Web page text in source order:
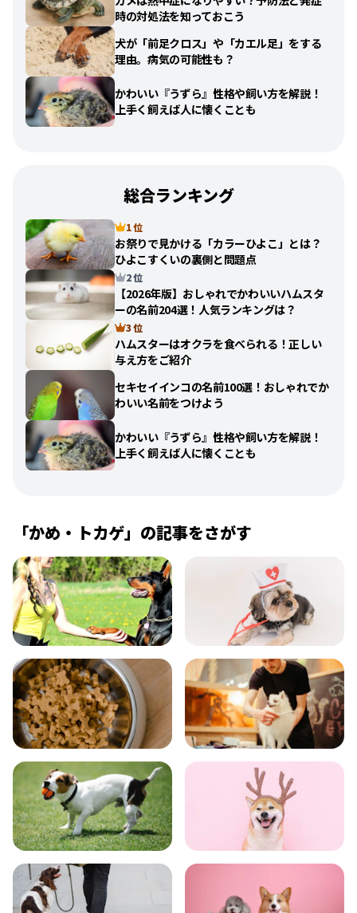
時の対処法を知っておこう
犬が「前足クロス」や「カエル足」をする
理由。病気の可能性も？
かわいい『うずら』性格や飼い方を解説！
上手く飼えば人に懐くことも
総合ランキング
1 位
お祭りで見かける「カラーひよこ」とは？
ひよこすくいの裏側と問題点
2 位
【2026年版】おしゃれでかわいいハムスタ
ーの名前204選！人気ランキングは？
3 位
ハムスターはオクラを食べられる！正しい
与え方をご紹介
セキセイインコの名前100選！おしゃれでか
わいい名前をつけよう
かわいい『うずら』性格や飼い方を解説！
上手く飼えば人に懐くことも
「かめ・トカゲ」の記事をさがす
飼い方 健康
食事 お手入れ
トレーニング グッズ